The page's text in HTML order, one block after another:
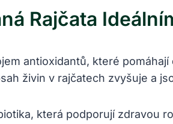
Rajčata
antioxidantů, které
živin v rajčatech zvyšuje a
která podporují zdravou